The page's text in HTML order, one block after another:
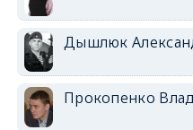
Дышлюк
Прокопенко